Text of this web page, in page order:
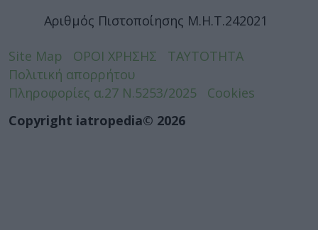
Αριθμός Πιστοποίησης Μ.Η.Τ.242021
Site Map ΟΡΟΙ ΧΡΗΣΗΣ
ΤΑΥΤΟΤΗΤΑ
Πολιτική απορρήτου
Πληροφορίες α.27 Ν.5253/2025
Cookies
Copyright iatropedia© 2026